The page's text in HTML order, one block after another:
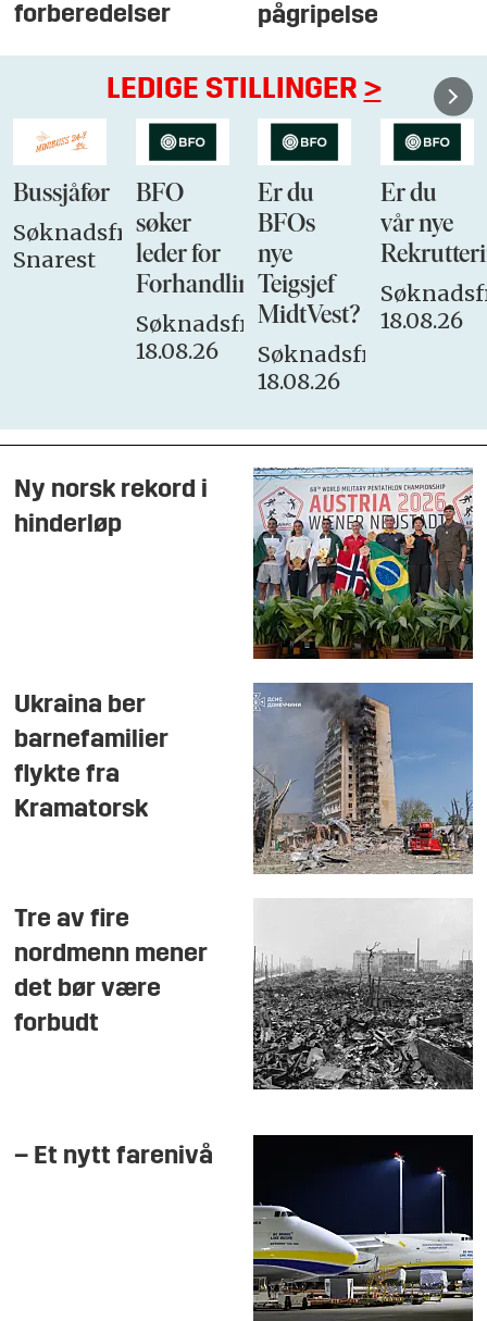
forberedelser
pågripelse
LEDIGE STILLINGER >
Bussjåfør
Søknadsfrist:
Snarest
BFO
søker
leder for
Forhandlingsutvalget
Søknadsfrist:
18.08.26
Er du
BFOs
nye
Teigsjef
MidtVest?
Søknadsfrist:
18.08.26
Er du
vår nye
18.08.26
Ny norsk rekord i
hinderløp
Ukraina ber
barnefamilier
flykte fra
Kramatorsk
Tre av fire
nordmenn mener
det bør være
forbudt
– Et nytt farenivå